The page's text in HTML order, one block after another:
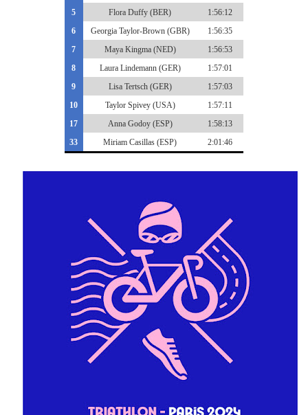
5
Flora Duffy (BER)
1:56:12
6
Georgia Taylor-Brown (GBR)
1:56:35
7
Maya Kingma (NED)
1:56:53
8
Laura Lindemann (GER)
1:57:01
9
Lisa Tertsch (GER)
1:57:03
10
Taylor Spivey (USA)
1:57:11
17
Anna Godoy (ESP)
1:58:13
33
Miriam Casillas (ESP) 2:01:46